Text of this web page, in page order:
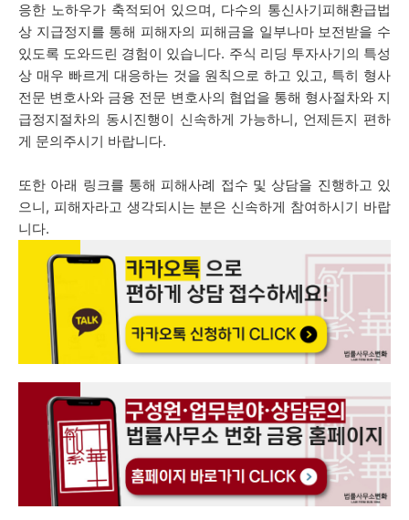
응한 노하우가 축적되어 있으며, 다수의 통신사기피해환급법
상 지급정지를 통해 피해자의 피해금을 일부나마 보전받을 수
있도록 도와드린 경험이 있습니다. 주식 리딩 투자사기의 특성
상 매우 빠르게 대응하는 것을 원칙으로 하고 있고, 특히 형사
전문 변호사와 금융 전문 변호사의 협업을 통해 형사절차와 지
급정지절차의 동시진행이 신속하게 가능하니, 언제든지 편하
게 문의주시기 바랍니다.
또한 아래 링크를 통해 피해사례 접수 및 상담을 진행하고 있
으니, 피해자라고 생각되시는 분은 신속하게 참여하시기 바랍
니다.